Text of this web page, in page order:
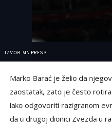
IZVOR: MN PRESS
Marko Barać je želio da
zaostatak, zato je često
lako odgovoriti razigranom
da u drugoj dionici Zvezda u